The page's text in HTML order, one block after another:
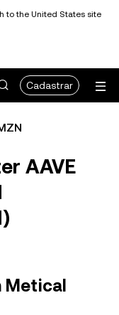
to the United States site
Cadastrar
AAVE
Metical